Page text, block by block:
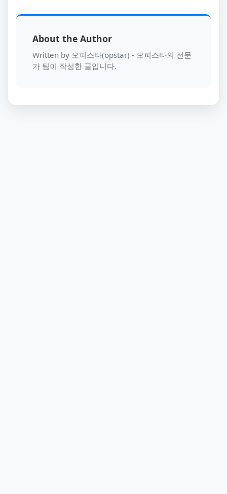
About the Author
Written by 오피스타(opstar) - 오피스타의 전문
가 팀이 작성한 글입니다.